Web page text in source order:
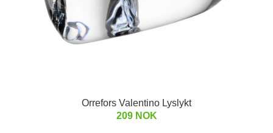
Orrefors Valentino Lyslykt
209 NOK